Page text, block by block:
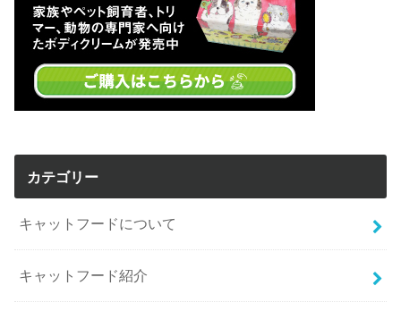
カテゴリー
キャットフードについて
キャットフード紹介